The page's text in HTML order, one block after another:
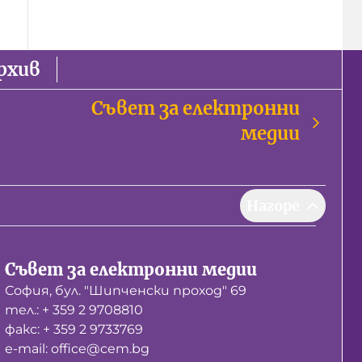
Съвет за електронни
медии
Съвет за електронни медии
София, бул. "Шипченски проход" 69
тел.: + 359 2 9708810
факс: + 359 2 9733769
е-mail: office@cem.bg